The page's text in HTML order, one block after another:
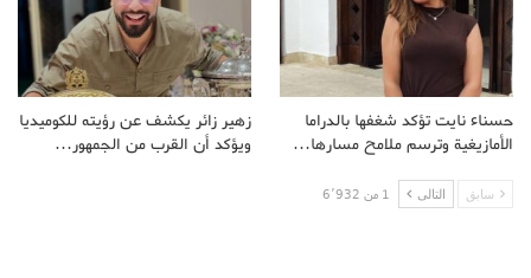
حسناء نايت تؤكد شغفها بالدراما
الأمازيغية وترسم ملامح مسارها…
زهير زائر يكشف عن رؤيته للكوميديا
ويؤكد أن القرب من الجمهور…
سابق التالى 1 من 6٬932